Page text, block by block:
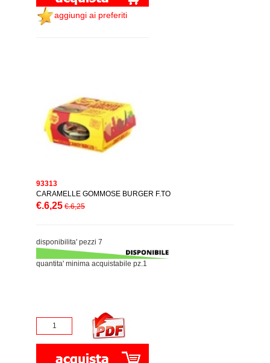
aggiungi ai preferiti
93313
CARAMELLE GOMMOSE BURGER F.TO
€.6,25 €.6,25
disponibilita' pezzi 7
quantita' minima acquistabile pz.1